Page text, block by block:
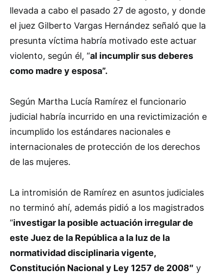
llevada a cabo el pasado 27 de agosto, y donde
el juez Gilberto Vargas Hernández señaló que la
presunta víctima habría motivado este actuar
violento, según él, “al incumplir sus deberes
como madre y esposa”.
Según Martha Lucía Ramírez el funcionario
judicial habría incurrido en una revictimización e
incumplido los estándares nacionales e
internacionales de protección de los derechos
de las mujeres.
La intromisión de Ramírez en asuntos judiciales
no terminó ahí, además pidió a los magistrados
“investigar la posible actuación irregular de
este Juez de la República a la luz de la
normatividad disciplinaria vigente,
Constitución Nacional y Ley 1257 de 2008″ y